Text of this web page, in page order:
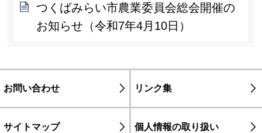
つくばみらい市農業委員会総会開催の
お知らせ（令和7年4月10日）
お問い合わせ リンク集
サイトマップ 個人情報の取り扱い